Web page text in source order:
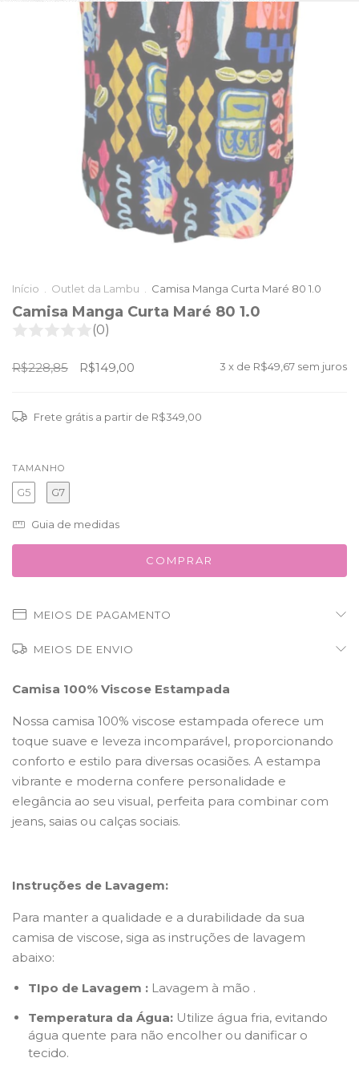
Início Outlet da Lambu Camisa Manga Curta Maré 80 1.0
Camisa Manga Curta Maré 80 1.0
(0)
R$228,85 R$149,00 3 x de R$49,67 sem juros
Frete grátis a partir de R$349,00
TAMANHO
G5 G7
Guia de medidas
MEIOS DE PAGAMENTO
MEIOS DE ENVIO
Camisa 100% Viscose Estampada
Nossa camisa 100% viscose estampada oferece um
toque suave e leveza incomparável, proporcionando
conforto e estilo para diversas ocasiões. A estampa
vibrante e moderna confere personalidade e
elegância ao seu visual, perfeita para combinar com
jeans, saias ou calças sociais.
Instruções de Lavagem:
Para manter a qualidade e a durabilidade da sua
camisa de viscose, siga as instruções de lavagem
abaixo:
TIpo de Lavagem : Lavagem à mão .
Temperatura da Água: Utilize água fria, evitando
água quente para não encolher ou danificar o
tecido.